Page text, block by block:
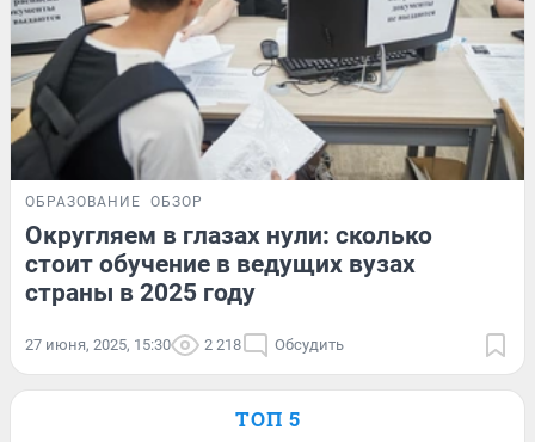
ОБРАЗОВАНИЕ ОБЗОР
Округляем в глазах нули: сколько
стоит обучение в ведущих вузах
страны в 2025 году
27 июня, 2025, 15:30 2 218 Обсудить
ТОП 5